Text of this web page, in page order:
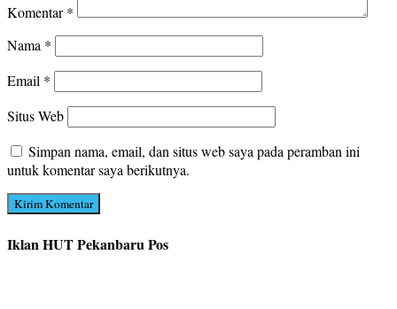
Komentar*
Nama *
Email *
Situs Web
Simpan nama, email, dan situs web saya pada peramban ini
untuk komentar saya berikutnya.
Iklan HUT Pekanbaru Pos